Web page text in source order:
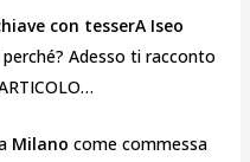
con tesserA Iseo
Adesso ti racconto
Milano come commessa